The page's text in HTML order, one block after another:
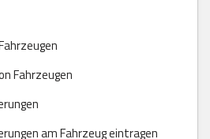
Fahrzeugen
am Fahrzeug eintragen